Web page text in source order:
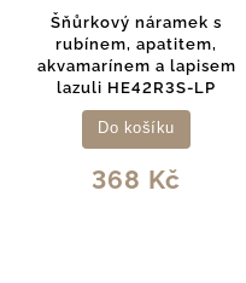
Šňůrkový náramek s
rubínem, apatitem,
akvamarínem a lapisem
lazuli HE42R3S-LP
368 Kč
Do košíku